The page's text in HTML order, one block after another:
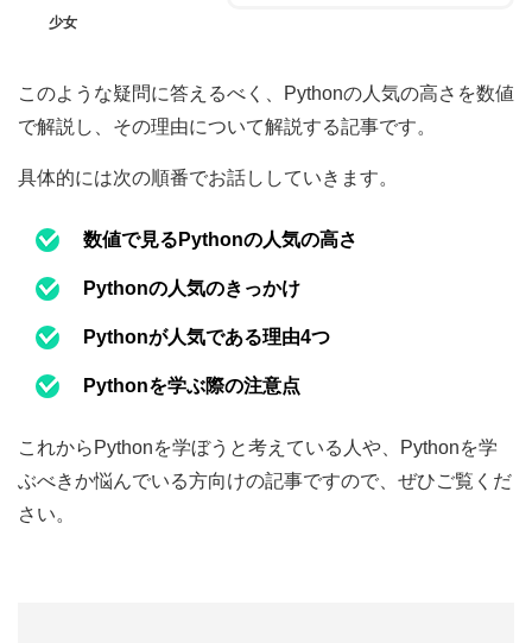
少女
このような疑問に答えるべく、Pythonの人気の高さを数値
で解説し、その理由について解説する記事です。
具体的には次の順番でお話ししていきます。
数値で見るPythonの人気の高さ
Pythonの人気のきっかけ
Pythonが人気である理由4つ
Pythonを学ぶ際の注意点
これからPythonを学ぼうと考えている人や、Pythonを学
ぶべきか悩んでいる方向けの記事ですので、ぜひご覧くだ
さい。